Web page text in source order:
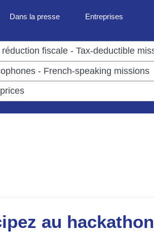
Dans la presse Entreprises
au hackathon